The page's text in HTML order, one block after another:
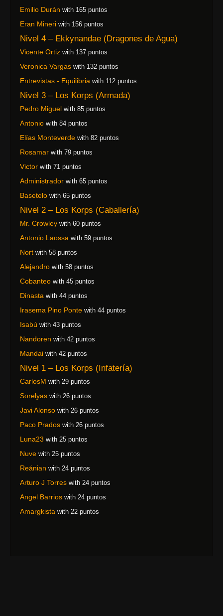
Emilio Durán with 165 puntos
Eran Mineri with 156 puntos
Nivel 4 – Ekkynandae (Dragones de Agua)
Vicente Ortiz with 137 puntos
Veronica Vargas with 132 puntos
Entrevistas - Equilibria with 112 puntos
Nivel 3 – Los Korps (Armada)
Pedro Miguel with 85 puntos
Antonio with 84 puntos
Elías Monteverde with 82 puntos
Rosamar with 79 puntos
Victor with 71 puntos
Administrador with 65 puntos
Basetelo with 65 puntos
Nivel 2 – Los Korps (Caballería)
Mr. Crowley with 60 puntos
Antonio Laossa with 59 puntos
Nort with 58 puntos
Alejandro with 58 puntos
Cobanteo with 45 puntos
Dinasta with 44 puntos
Irasema Pino Ponte with 44 puntos
Isabú with 43 puntos
Nandoren with 42 puntos
Mandai with 42 puntos
Nivel 1 – Los Korps (Infatería)
CarlosM with 29 puntos
Sorelyas with 26 puntos
Javi Alonso with 26 puntos
Paco Prados with 26 puntos
Luna23 with 25 puntos
Nuve with 25 puntos
Reánian with 24 puntos
Arturo J Torres with 24 puntos
Angel Barrios with 24 puntos
Amargkista with 22 puntos